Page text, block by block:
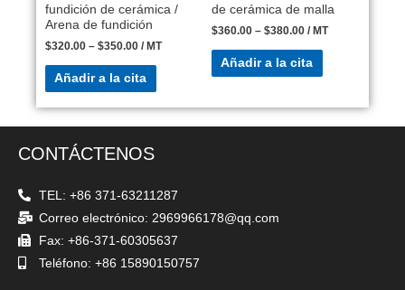
fundición de cerámica /
Arena de fundición
$320.00 – $350.00 / MT
Añadir a la cita
de cerámica de malla
$360.00 – $380.00 / MT
Añadir a la cita
CONTÁCTENOS
TEL: +86 371-63211287
Correo electrónico: 2969966178@qq.com
Fax: +86-371-60305637
Teléfono: +86 15890150757